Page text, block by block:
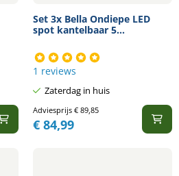
Set 3x Bella Ondiepe LED
spot kantelbaar 5...
1 reviews
Zaterdag in huis
Adviesprijs €89,85
€84,99